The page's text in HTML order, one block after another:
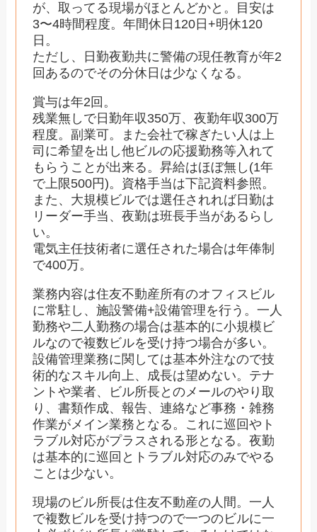
が、取ってる現場がほとんどかと。目安は
3〜4時間程度。年間休日120日+明休120
日。
ただし、日勤夜勤共に警備の現任教育が年2
回あるのでその分休日は少なくなる。
賞与は年2回。
残業無しで日勤年収350万、夜勤年収300万
程度。副業可。また会社で稼ぎたい人は上
司に希望を出し他ビルの応援勤務等入れて
もらうことが出来る。昇給はほぼ無し(1年
で上限500円)。資格手当は下記資料参照。
また、大規模ビルでは選任されれば日勤は
リーダー手当、夜勤は班長手当があるらし
い。
電気主任技術者に選任された場合は年俸制
で400万。
業務内容は住友不動産所有のオフィスビル
に常駐し、施設警備+設備管理を行う。一人
勤務や二人勤務の場合は基本的に小規模ビ
ルなので複数ビルを受け持つ場合が多い。
設備管理業務に関しては基本外注なので技
術的なスキル向上、成長は望めない。テナ
ントや業者、ビル所長とのメールのやり取
り、書類作成、報告、連絡など事務・雑務
作業がメイン業務となる。これに巡回やト
ラブル対応がプラスされる形となる。夜勤
は基本的に巡回とトラブル対応のみでやる
ことは少ない。
現場のビル所長は住友不動産の人間。一人
で複数ビルを受け持つので一つのビルに一